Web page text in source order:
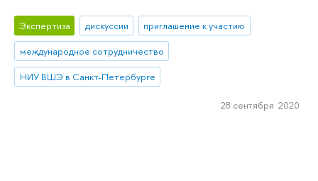
Экспертиза дискуссии
приглашение к участию
международное сотрудничество
НИУ ВШЭ в Санкт-Петербурге
28 сентября 2020